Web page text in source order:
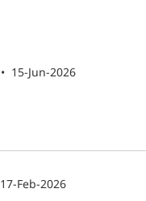
• 15-Jun-2026
17-Feb-2026